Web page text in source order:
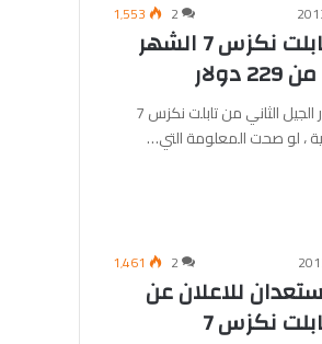
2 1٬553
الجيل الثاني من تابلت نكزس 7 الشهر
شهر واحد يفصلنا عن ظهور الجيل الثاني من تابلت نكزس 7
، لو صحت المعلومة التي…
2 1٬461
للاعلان عن
نكزس 7